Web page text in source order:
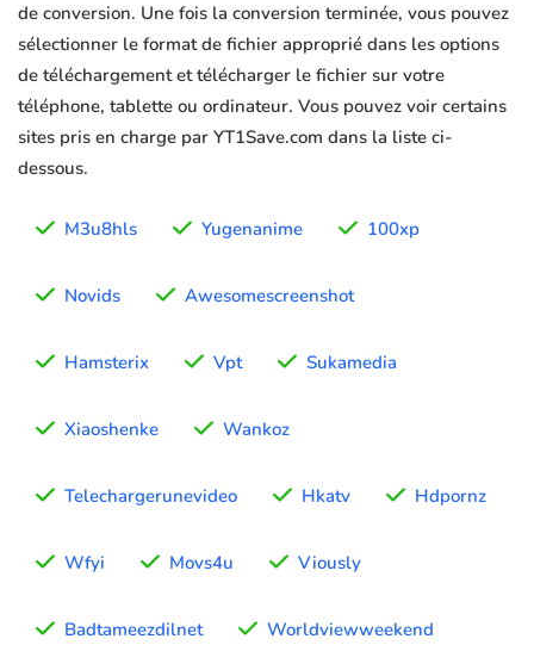
de conversion. Une fois la conversion terminée, vous pouvez
sélectionner le format de fichier approprié dans les options
de téléchargement et télécharger le fichier sur votre
téléphone, tablette ou ordinateur. Vous pouvez voir certains
sites pris en charge par YT1Save.com dans la liste ci-
dessous.
M3u8hls Yugenanime 100xp
Novids Awesomescreenshot
Hamsterix Vpt Sukamedia
Xiaoshenke Wankoz
Telechargerunevideo Hkatv Hdpornz
Wfyi Movs4u Viously
Badtameezdilnet Worldviewweekend